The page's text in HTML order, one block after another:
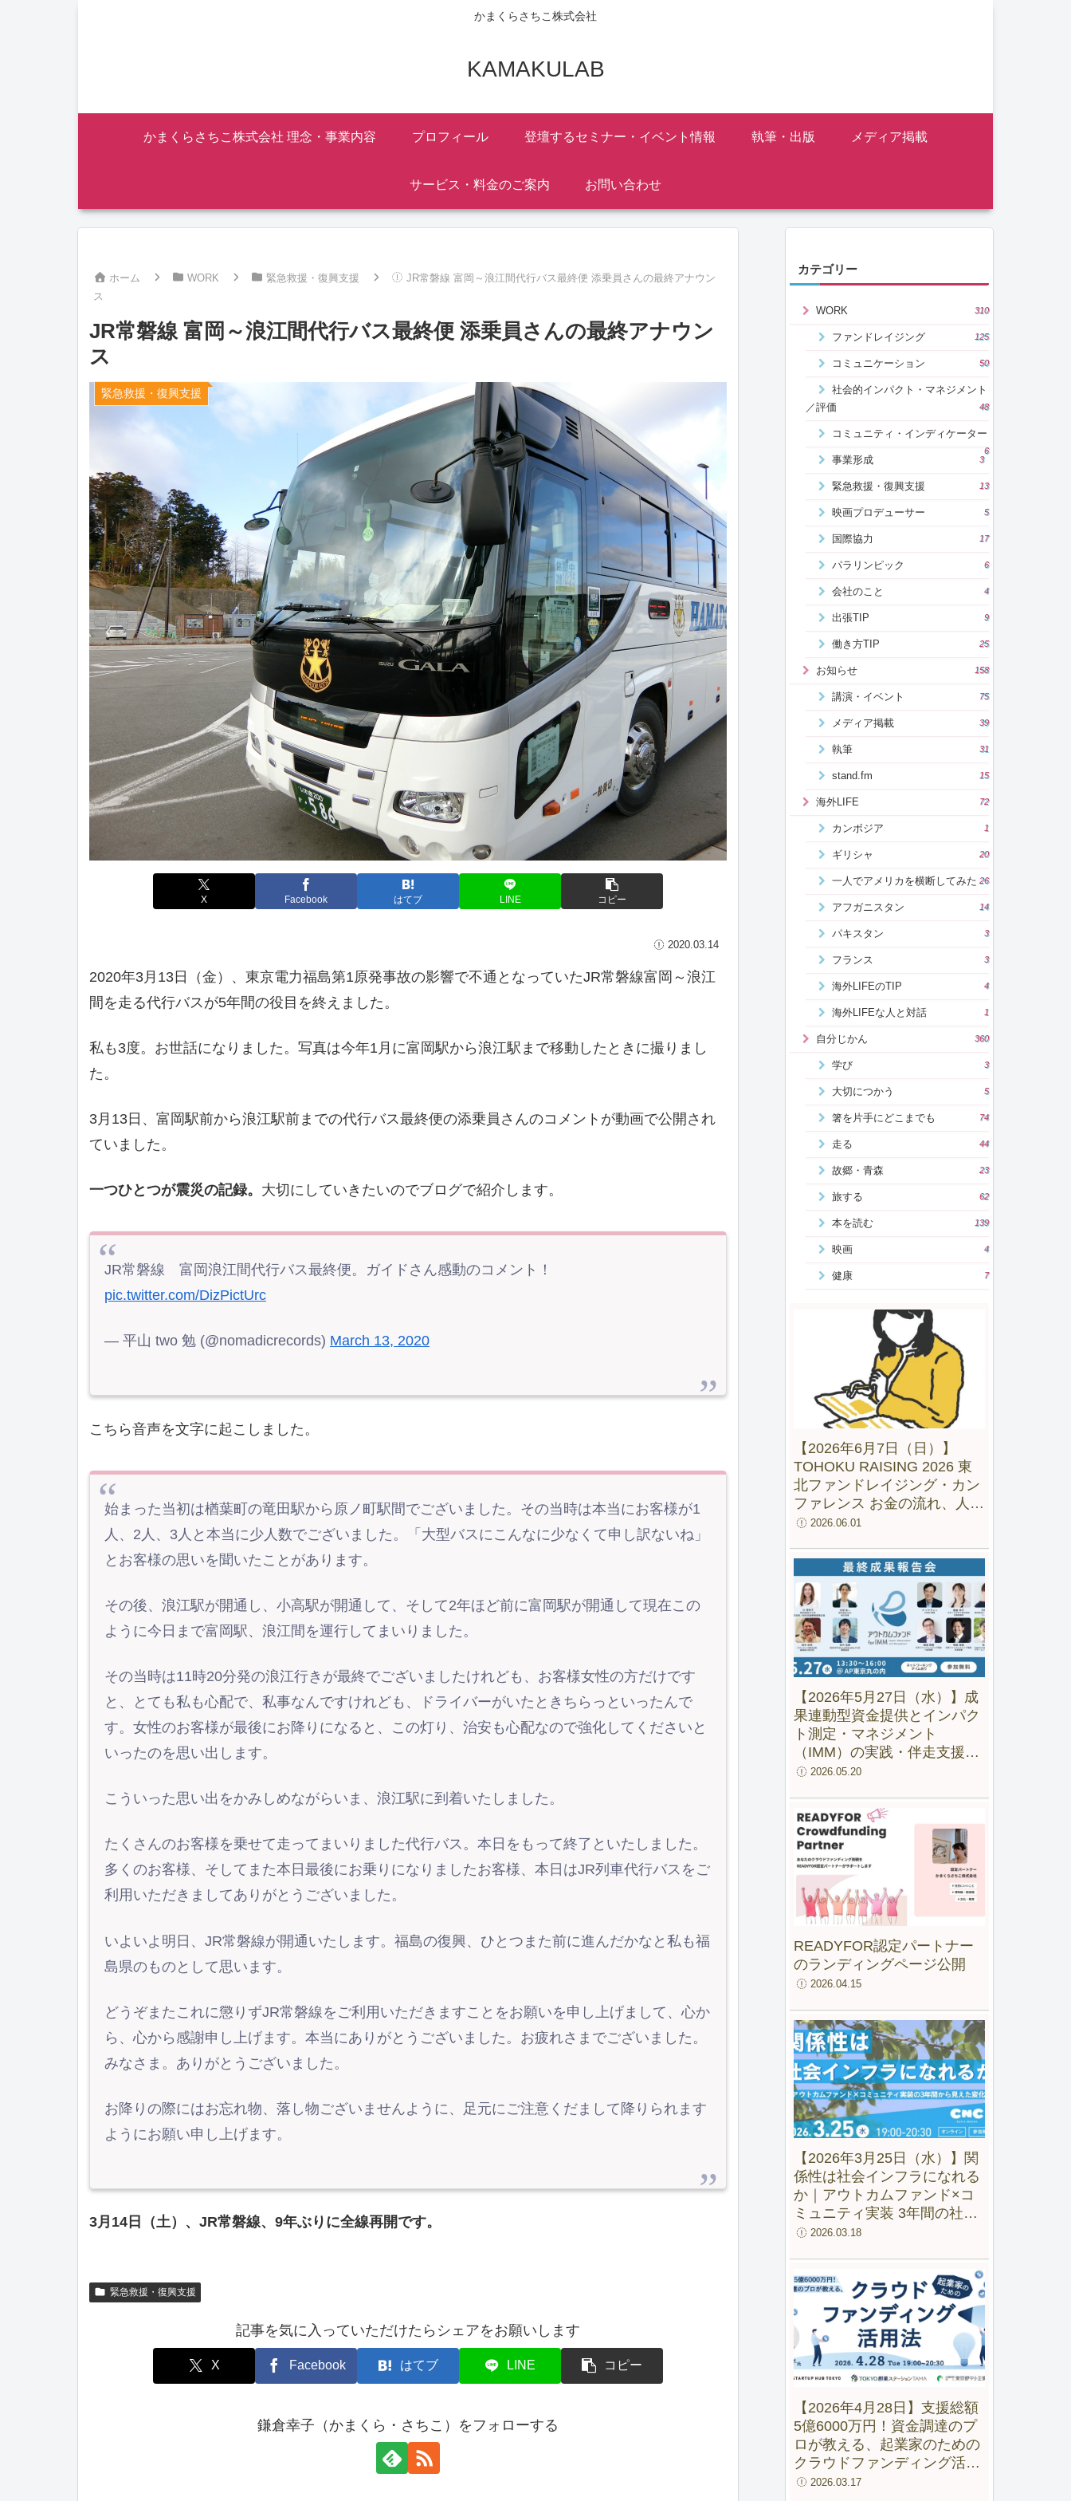
かまくらさちこ株式会社
KAMAKULAB
かまくらさちこ株式会社 理念・事業内容 プロフィール 登壇するセミナー・イベント情報 執筆・出版 メディア掲載
サービス・料金のご案内 お問い合わせ
ホーム WORK 緊急救援・復興支援
JR常磐線 富岡～浪江間代行バス最終便 添乗員さんの最終アナウン
ス
JR常磐線 富岡～浪江間代行バス最終便 添乗員さんの最終アナウン
ス
緊急救援・復興支援
X Facebook はてブ LINE コピー
2020.03.14
2020年3月13日（金）、東京電力福島第1原発事故の影響で不通となっていたJR常磐線富岡～浪江
間を走る代行バスが5年間の役目を終えました。
私も3度。お世話になりました。写真は今年1月に富岡駅から浪江駅まで移動したときに撮りまし
た。
3月13日、富岡駅前から浪江駅前までの代行バス最終便の添乗員さんのコメントが動画で公開され
ていました。
一つひとつが震災の記録。 大切にしていきたいのでブログで紹介します。
JR常磐線 富岡浪江間代行バス最終便。ガイドさん感動のコメント！
pic.twitter.com/DizPictUrc
— 平山 two 勉 (@nomadicrecords) March 13, 2020
こちら音声を文字に起こしました。
始まった当初は楢葉町の竜田駅から原ノ町駅間でございました。その当時は本当にお客様が1
人、2人、3人と本当に少人数でございました。「大型バスにこんなに少なくて申し訳ないね」
とお客様の思いを聞いたことがあります。
その後、浪江駅が開通し、小高駅が開通して、そして2年ほど前に富岡駅が開通して現在この
ように今日まで富岡駅、浪江間を運行してまいりました。
その当時は11時20分発の浪江行きが最終でございましたけれども、お客様女性の方だけです
と、とても私も心配で、私事なんですけれども、ドライバーがいたときちらっといったんで
す。女性のお客様が最後にお降りになると、この灯り、治安も心配なので強化してくださいと
いったのを思い出します。
こういった思い出をかみしめながらいま、浪江駅に到着いたしました。
たくさんのお客様を乗せて走ってまいりました代行バス。本日をもって終了といたしました。
多くのお客様、そしてまた本日最後にお乗りになりましたお客様、本日はJR列車代行バスをご
利用いただきましてありがとうございました。
いよいよ明日、JR常磐線が開通いたします。福島の復興、ひとつまた前に進んだかなと私も福
島県のものとして思います。
どうぞまたこれに懲りずJR常磐線をご利用いただきますことをお願いを申し上げまして、心か
ら、心から感謝申し上げます。本当にありがとうございました。お疲れさまでございました。
みなさま。ありがとうございました。
お降りの際にはお忘れ物、落し物ございませんように、足元にご注意くだまして降りられます
ようにお願い申し上げます。
3月14日（土）、JR常磐線、9年ぶりに全線再開です。
緊急救援・復興支援
記事を気に入っていただけたらシェアをお願いします
X Facebook はてブ LINE コピー
鎌倉幸子（かまくら・さちこ）をフォローする
カテゴリー
WORK 310
ファンドレイジング 125
コミュニケーション 50
社会的インパクト・マネジメント
／評価
48
コミュニティ・インディケーター
6
事業形成 3
緊急救援・復興支援 13
映画プロデューサー 5
国際協力 17
パラリンピック 6
会社のこと 4
出張TIP 9
働き方TIP 25
お知らせ 158
講演・イベント 75
メディア掲載 39
執筆 31
stand.fm 15
海外LIFE 72
カンボジア 1
ギリシャ 20
一人でアメリカを横断してみた 26
アフガニスタン 14
パキスタン 3
フランス 3
海外LIFEのTIP 4
海外LIFEな人と対話 1
自分じかん 360
学び 3
大切につかう 5
箸を片手にどこまでも 74
走る 44
故郷・青森 23
旅する 62
本を読む 139
映画 4
健康 7
【2026年6月7日（日）】
TOHOKU RAISING 2026 東
北ファンドレイジング・カン
ファレンス お金の流れ、人の
流れ、地域の未来をつくる
2026.06.01
【2026年5月27日（水）】成
果連動型資金提供とインパク
ト測定・マネジメント
（IMM）の実践・伴走支援の
成果と可能性ー 「アウトカム
2026.05.20
READYFOR認定パートナー
のランディングページ公開
2026.04.15
【2026年3月25日（水）】関
係性は社会インフラになれる
か｜アウトカムファンド×コ
ミュニティ実装 3年間の社会
実験から見えた変化
2026.03.18
【2026年4月28日】支援総額
5億6000万円！資金調達のプ
ロが教える、起業家のための
クラウドファンディング活用
法【録画配信あり】
2026.03.17